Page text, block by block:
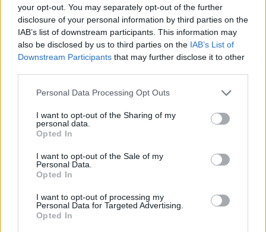
your opt-out. You may separately opt-out of the further
disclosure of your personal information by third parties on the
IAB’s list of downstream participants. This information may
also be disclosed by us to third parties on the IAB’s List of
Downstream Participants that may further disclose it to other
Personal Data Processing Opt Outs
I want to opt-out of the Sharing of my
personal data.
Opted In
I want to opt-out of the Sale of my
Personal Data.
Opted In
I want to opt-out of processing my
Personal Data for Targeted Advertising.
Opted In
Szerzői jogok
Adatvédelmi tájékoztató
Cookie-kezelési tájékoztató
Hozzászólási szabályzat
Nyomtatott lapjaink archívuma
Székely Hírmondó archívuma
Sütibeállítások
Médiatér